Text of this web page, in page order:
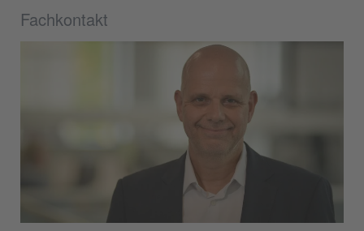
Fachkontakt